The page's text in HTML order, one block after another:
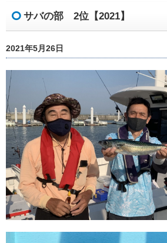
サバの部 2位【2021】
2021年5月26日